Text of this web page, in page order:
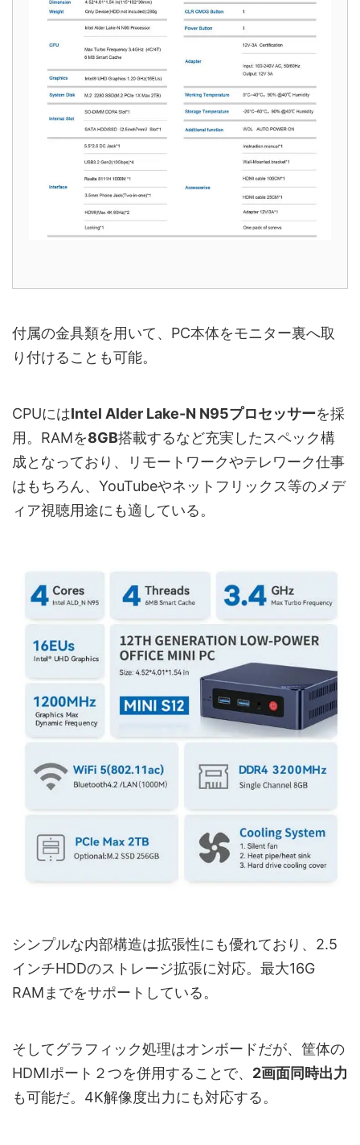
付属の金具類を用いて、PC本体をモニター裏へ取
り付けることも可能。
CPUにはIntel Alder Lake-N N95プロセッサーを採
用。RAMを8GB搭載するなど充実したスペック構
成となっており、リモートワークやテレワーク仕事
はもちろん、YouTubeやネットフリックス等のメデ
ィア視聴用途にも適している。
シンプルな内部構造は拡張性にも優れており、2.5
インチHDDのストレージ拡張に対応。最大16G
RAMまでをサポートしている。
そしてグラフィック処理は‎オンボードだが、筐体の
HDMIポート２つを併用することで、 2画面同時出力
も可能だ。4K解像度出力にも対応する。